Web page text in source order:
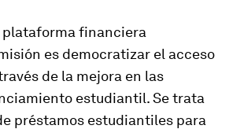
plataforma financiera
es democratizar el acceso
de la mejora en las
estudiantil. Se trata
préstamos estudiantiles para